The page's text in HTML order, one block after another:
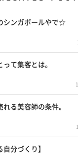
シンガポールやで☆
って集客とは。
れる美容師の条件。
自分づくり】